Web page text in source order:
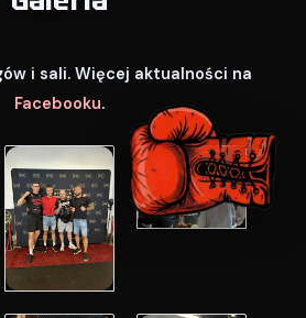
i sali. Więcej aktualności na
Facebooku.